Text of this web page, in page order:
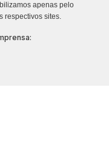
apenas pelo
respectivos sites.